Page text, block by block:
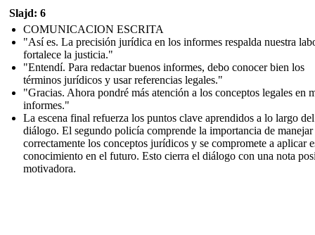
Slajd: 6
COMUNICACION ESCRITA
"Así es. La precisión jurídica en los informes respalda nuestra
fortalece la justicia."
"Entendí. Para redactar buenos informes, debo conocer bien los
términos jurídicos y usar referencias legales."
"Gracias. Ahora pondré más atención a los conceptos legales en
informes."
La escena final refuerza los puntos clave aprendidos a lo largo del
diálogo. El segundo policía comprende la importancia de manejar
correctamente los conceptos jurídicos y se compromete a aplicar
conocimiento en el futuro. Esto cierra el diálogo con una nota
motivadora.